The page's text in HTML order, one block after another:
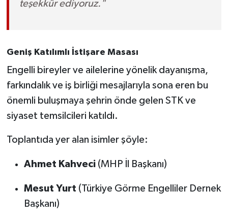
teşekkür ediyoruz."
Geniş Katılımlı İstişare Masası
Engelli bireyler ve ailelerine yönelik dayanışma,
farkındalık ve iş birliği mesajlarıyla sona eren bu
önemli buluşmaya şehrin önde gelen STK ve
siyaset temsilcileri katıldı.
Toplantıda yer alan isimler şöyle:
Ahmet Kahveci(MHP İl Başkanı)
Mesut Yurt (Türkiye Görme Engelliler Dernek
Başkanı)